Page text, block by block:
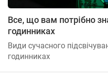
Все, що вам потрібно
годинниках
Види сучасного
годинниках